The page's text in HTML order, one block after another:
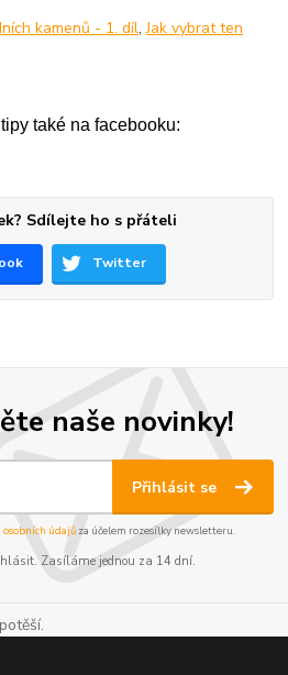
kamenů - 1. díl,Jak vybrat ten
také na facebooku:
Sdílejte ho s přáteli
Twitter
naše novinky!
Přihlásit se
údajůza účelem rozesílky newsletteru.
Zasíláme jednou za 14 dní.